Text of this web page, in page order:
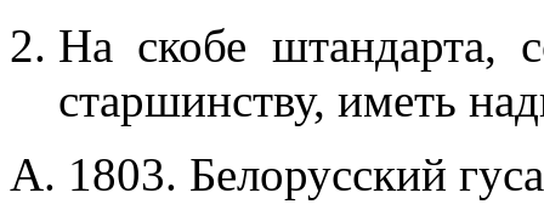
На скобе штандарта,
старшинству, иметь
А. 1803. Белорусский